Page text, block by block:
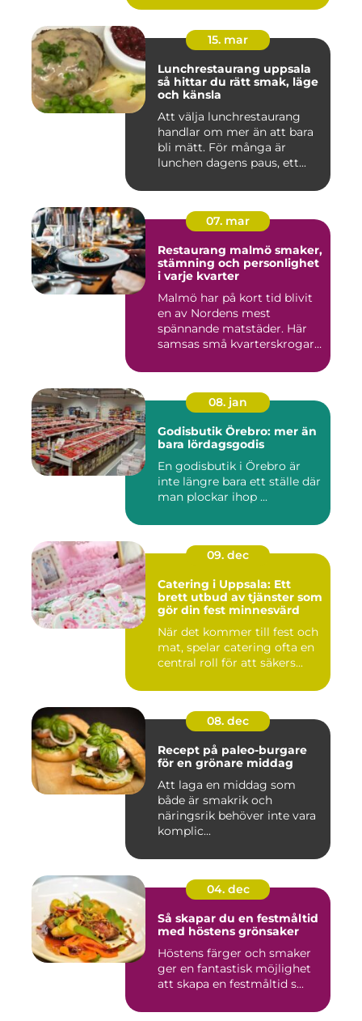
15. mar
Lunchrestaurang uppsala
så hittar du rätt smak, läge
och känsla
Att välja lunchrestaurang
handlar om mer än att bara
bli mätt. För många är
lunchen dagens paus, ett...
07. mar
Restaurang malmö smaker,
stämning och personlighet
i varje kvarter
Malmö har på kort tid blivit
en av Nordens mest
spännande matstäder. Här
samsas små kvarterskrogar
08. jan
Godisbutik Örebro: mer än
bara lördagsgodis
En godisbutik i Örebro är
inte längre bara ett ställe där
man plockar ihop ...
09. dec
Catering i Uppsala: Ett
brett utbud av tjänster som
gör din fest minnesvärd
När det kommer till fest och
mat, spelar catering ofta en
central roll för att säkers...
08. dec
Recept på paleo-burgare
för en grönare middag
Att laga en middag som
både är smakrik och
näringsrik behöver inte vara
komplic...
04. dec
Så skapar du en festmåltid
med höstens grönsaker
Höstens färger och smaker
ger en fantastisk möjlighet
att skapa en festmåltid s...